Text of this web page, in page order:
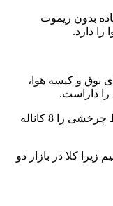
بدون ریموت
را دارد.
بوق و کیسه هوا،
را داراست.
لازم به ذکر است که در بازار این نوع از رابط چرخشی را 8 کاناله
زیرا کلا در بازار دو